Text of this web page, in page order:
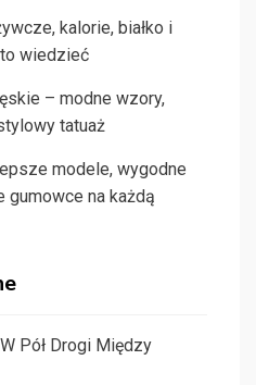
kalorie, białko i
wiedzieć
– modne wzory,
tatuaż
modele, wygodne
gumowce na każdą
Pół Drogi Między